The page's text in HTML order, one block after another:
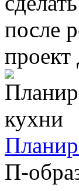
после
проект
П-